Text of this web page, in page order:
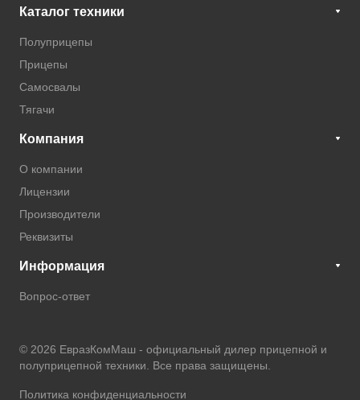
Каталог техники
Полуприцепы
Прицепы
Самосвалы
Тягачи
Компания
О компании
Лицензии
Производители
Реквизиты
Информация
Вопрос-ответ
© 2026 ЕвразКомМаш - официальный дилер прицепной и
полуприцепной техники . Все права защищены.
Политика конфиденциальности